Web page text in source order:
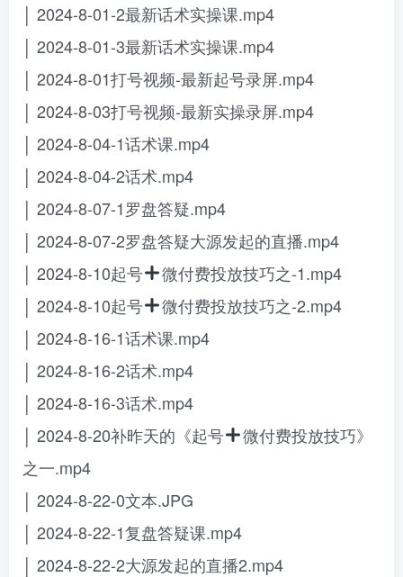
│ 2024-8-01-2最新话术实操课.mp4
│ 2024-8-01-3最新话术实操课.mp4
│ 2024-8-01打号视频-最新起号录屏.mp4
│ 2024-8-03打号视频-最新实操录屏.mp4
│ 2024-8-04-1话术课.mp4
│ 2024-8-04-2话术.mp4
│ 2024-8-07-1罗盘答疑.mp4
│ 2024-8-07-2罗盘答疑大源发起的直播.mp4
│ 2024-8-10起号
微付费投放技巧之-1.mp4
│ 2024-8-10起号
微付费投放技巧之-2.mp4
│ 2024-8-16-1话术课.mp4
│ 2024-8-16-2话术.mp4
│ 2024-8-16-3话术.mp4
│ 2024-8-20补昨天的《起号
微付费投放技巧》
之一.mp4
│ 2024-8-22-0文本.JPG
│ 2024-8-22-1复盘答疑课.mp4
│ 2024-8-22-2大源发起的直播2.mp4